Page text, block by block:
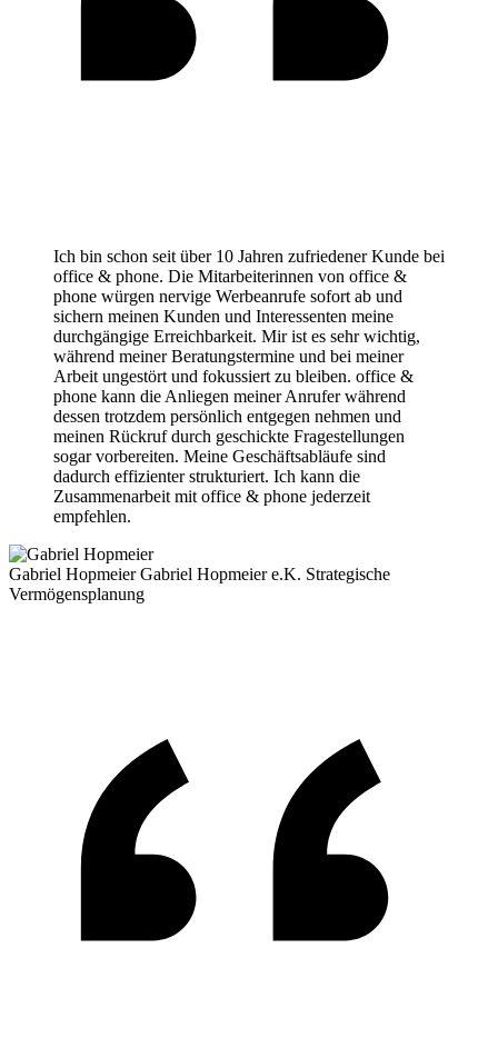
Ich bin schon seit über 10 Jahren zufriedener Kunde bei
office & phone. Die Mitarbeiterinnen von office &
phone würgen nervige Werbeanrufe sofort ab und
sichern meinen Kunden und Interessenten meine
durchgängige Erreichbarkeit. Mir ist es sehr wichtig,
während meiner Beratungstermine und bei meiner
Arbeit ungestört und fokussiert zu bleiben. office &
phone kann die Anliegen meiner Anrufer während
dessen trotzdem persönlich entgegen nehmen und
meinen Rückruf durch geschickte Fragestellungen
sogar vorbereiten. Meine Geschäftsabläufe sind
dadurch effizienter strukturiert. Ich kann die
Zusammenarbeit mit office & phone jederzeit
empfehlen.
Gabriel Hopmeier Gabriel Hopmeier e.K. Strategische
Vermögensplanung